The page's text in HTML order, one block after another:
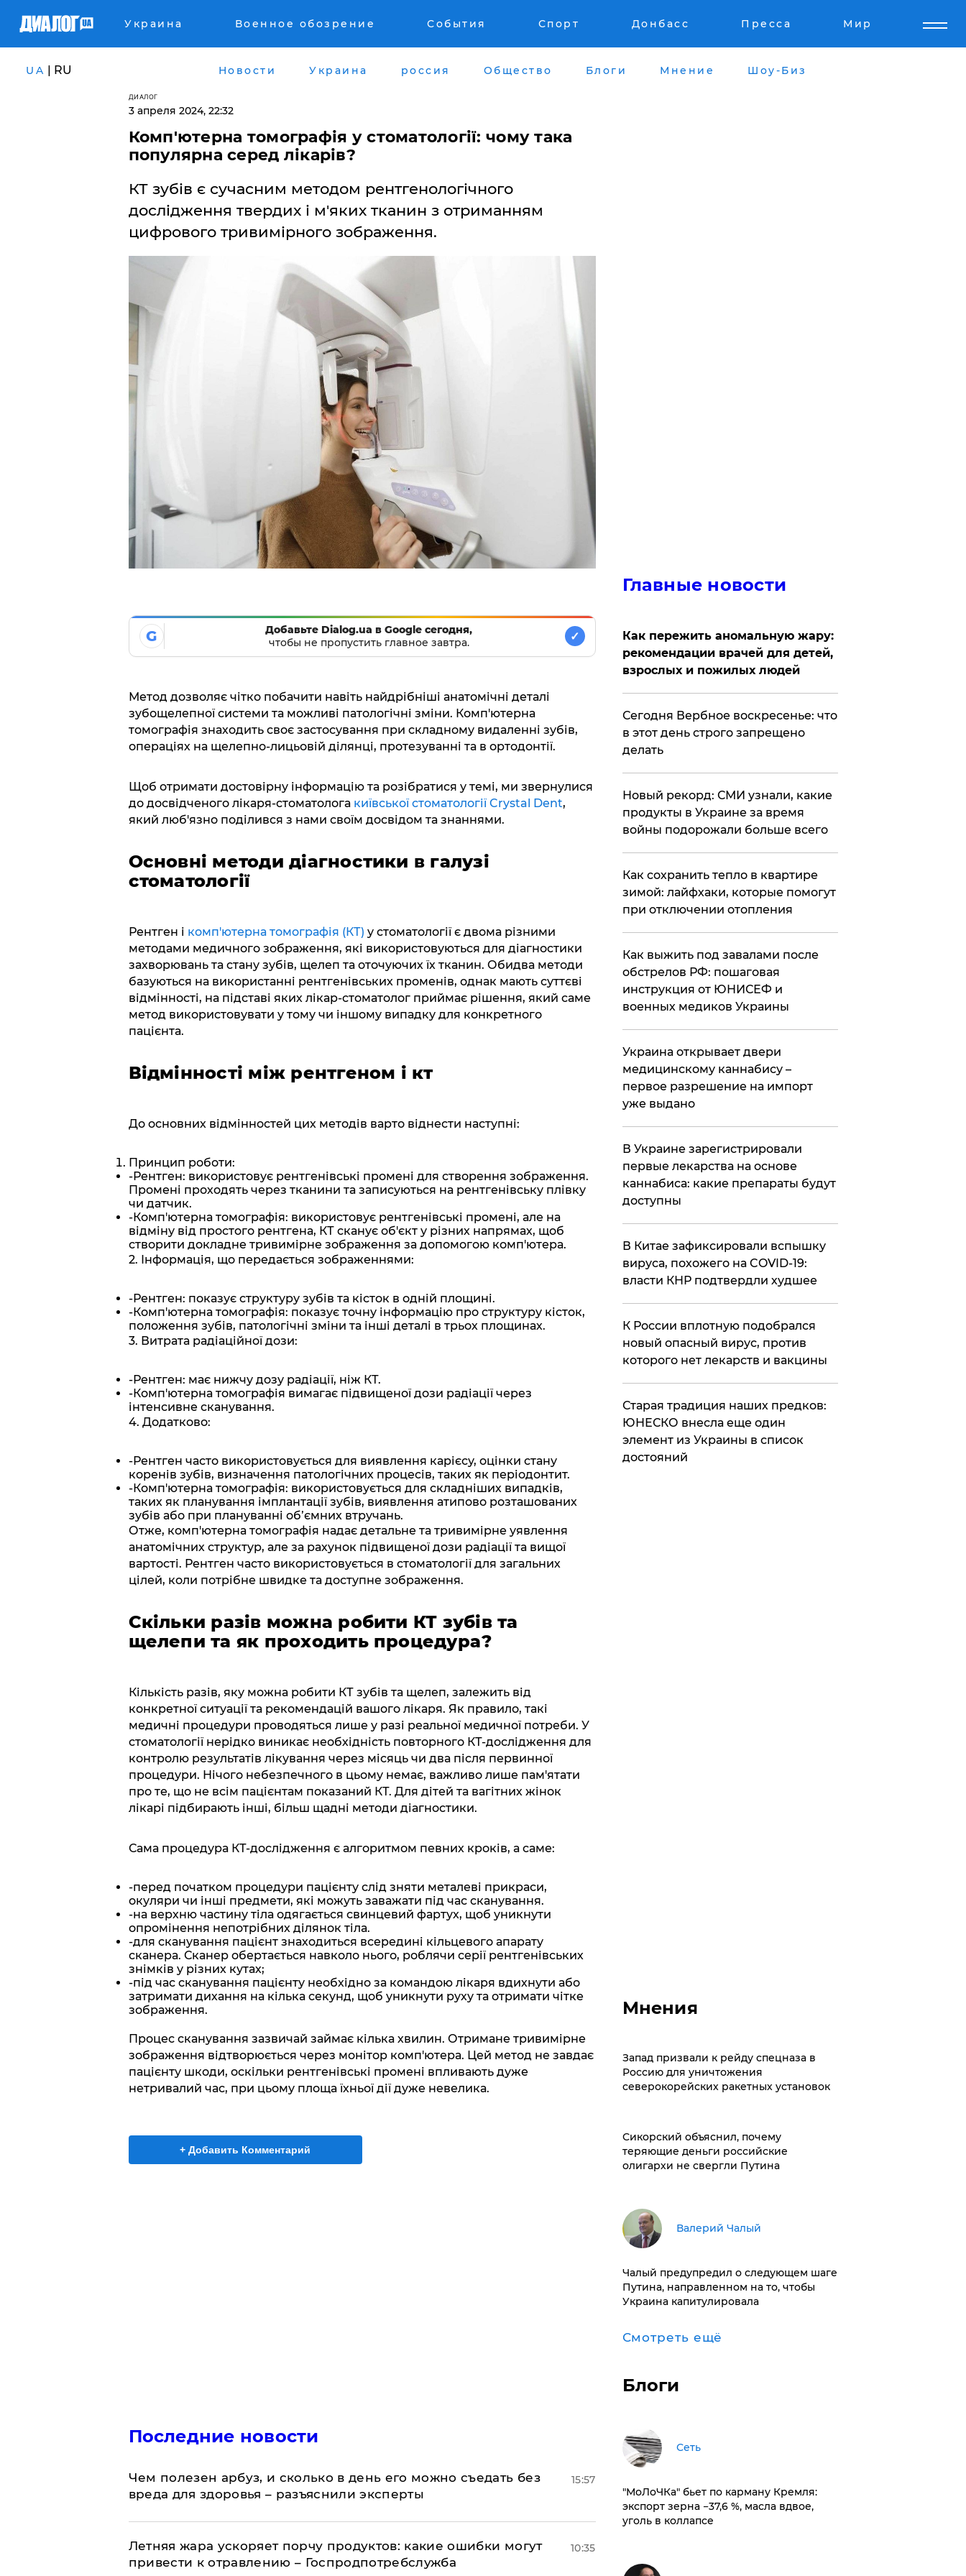
Украина Военное обозрение События Спорт Донбасс Пресса Мир
UA | RU Новости Украина россия Общество Блоги Мнение Шоу-Биз
ДИАЛОГ
3 апреля 2024, 22:32
Комп'ютерна томографія у стоматології: чому така
популярна серед лікарів?
КТ зубів є сучасним методом рентгенологічного
дослідження твердих і м'яких тканин з отриманням
цифрового тривимірного зображення.
G
Добавьте Dialog.ua в Google сегодня,
чтобы не пропустить главное завтра.
✓
Метод дозволяє чітко побачити навіть найдрібніші анатомічні деталі
зубощелепної системи та можливі патологічні зміни. Комп'ютерна
томографія знаходить своє застосування при складному видаленні зубів,
операціях на щелепно-лицьовій ділянці, протезуванні та в ортодонтії.
Щоб отримати достовірну інформацію та розібратися у темі, ми звернулися
до досвідченого лікаря-стоматолога київської стоматології Crystal Dent,
який люб'язно поділився з нами своїм досвідом та знаннями.
Основні методи діагностики в галузі
стоматології
Рентген і комп'ютерна томографія (КТ) у стоматології є двома різними
методами медичного зображення, які використовуються для діагностики
захворювань та стану зубів, щелеп та оточуючих їх тканин. Обидва методи
базуються на використанні рентгенівських променів, однак мають суттєві
відмінності, на підставі яких лікар-стоматолог приймає рішення, який саме
метод використовувати у тому чи іншому випадку для конкретного
пацієнта.
Відмінності між рентгеном і кт
До основних відмінностей цих методів варто віднести наступні:
Принцип роботи:
-Рентген: використовує рентгенівські промені для створення зображення.
Промені проходять через тканини та записуються на рентгенівську плівку
чи датчик.
-Комп'ютерна томографія: використовує рентгенівські промені, але на
відміну від простого рентгена, КТ сканує об'єкт у різних напрямах, щоб
створити докладне тривимірне зображення за допомогою комп'ютера.
2. Інформація, що передається зображеннями:
-Рентген: показує структуру зубів та кісток в одній площині.
-Комп'ютерна томографія: показує точну інформацію про структуру кісток,
положення зубів, патологічні зміни та інші деталі в трьох площинах.
3. Витрата радіаційної дози:
-Рентген: має нижчу дозу радіації, ніж КТ.
-Комп'ютерна томографія вимагає підвищеної дози радіації через
інтенсивне сканування.
4. Додатково:
-Рентген часто використовується для виявлення карієсу, оцінки стану
коренів зубів, визначення патологічних процесів, таких як періодонтит.
-Комп'ютерна томографія: використовується для складніших випадків,
таких як планування імплантації зубів, виявлення атипово розташованих
зубів або при плануванні обʼємних втручань.
Отже, комп'ютерна томографія надає детальне та тривимірне уявлення
анатомічних структур, але за рахунок підвищеної дози радіації та вищої
вартості. Рентген часто використовується в стоматології для загальних
цілей, коли потрібне швидке та доступне зображення.
Скільки разів можна робити КТ зубів та
щелепи та як проходить процедура?
Кількість разів, яку можна робити КТ зубів та щелеп, залежить від
конкретної ситуації та рекомендацій вашого лікаря. Як правило, такі
медичні процедури проводяться лише у разі реальної медичної потреби. У
стоматології нерідко виникає необхідність повторного КТ-дослідження для
контролю результатів лікування через місяць чи два після первинної
процедури. Нічого небезпечного в цьому немає, важливо лише пам'ятати
про те, що не всім пацієнтам показаний КТ. Для дітей та вагітних жінок
лікарі підбирають інші, більш щадні методи діагностики.
Сама процедура КТ-дослідження є алгоритмом певних кроків, а саме:
-перед початком процедури пацієнту слід зняти металеві прикраси,
окуляри чи інші предмети, які можуть заважати під час сканування.
-на верхню частину тіла одягається свинцевий фартух, щоб уникнути
опромінення непотрібних ділянок тіла.
-для сканування пацієнт знаходиться всередині кільцевого апарату
сканера. Сканер обертається навколо нього, роблячи серії рентгенівських
знімків у різних кутах;
-під час сканування пацієнту необхідно за командою лікаря вдихнути або
затримати дихання на кілька секунд, щоб уникнути руху та отримати чітке
зображення.
Процес сканування зазвичай займає кілька хвилин. Отримане тривимірне
зображення відтворюється через монітор комп'ютера. Цей метод не завдає
пацієнту шкоди, оскільки рентгенівські промені впливають дуже
нетривалий час, при цьому площа їхньої дії дуже невелика.
+ Добавить Комментарий
Последние новости
Чем полезен арбуз, и сколько в день его можно съедать без
вреда для здоровья – разъяснили эксперты
15:57
Летняя жара ускоряет порчу продуктов: какие ошибки могут
привести к отравлению – Госпродпотребслужба
10:35
Главные новости
Как пережить аномальную жару:
рекомендации врачей для детей,
взрослых и пожилых людей
​Сегодня Вербное воскресенье: что
в этот день строго запрещено
делать
Новый рекорд: СМИ узнали, какие
продукты в Украине за время
войны подорожали больше всего
​Как сохранить тепло в квартире
зимой: лайфхаки, которые помогут
при отключении отопления
Как выжить под завалами после
обстрелов РФ: пошаговая
инструкция от ЮНИСЕФ и
военных медиков Украины
Украина открывает двери
медицинскому каннабису –
первое разрешение на импорт
уже выдано
В Украине зарегистрировали
первые лекарства на основе
каннабиса: какие препараты будут
доступны
В Китае зафиксировали вспышку
вируса, похожего на COVID-19:
власти КНР подтвердли худшее
К России вплотную подобрался
новый опасный вирус, против
которого нет лекарств и вакцины
​Старая традиция наших предков:
ЮНЕСКО внесла еще один
элемент из Украины в список
достояний
Мнения
Запад призвали к рейду спецназа в
Россию для уничтожения
северокорейских ракетных установок
Сикорский объяснил, почему
теряющие деньги российские
олигархи не свергли Путина
Валерий Чалый
Чалый предупредил о следующем шаге
Путина, направленном на то, чтобы
Украина капитулировала
Смотреть ещё
Блоги
Сеть
​"МоЛоЧКа" бьет по карману Кремля:
экспорт зерна −37,6 %, масла вдвое,
уголь в коллапсе